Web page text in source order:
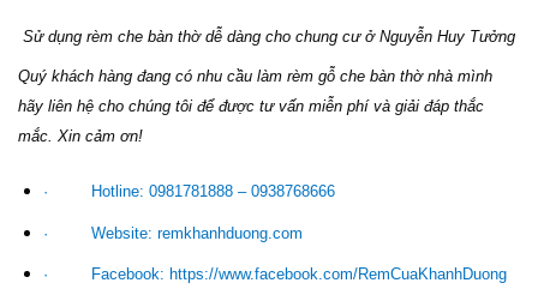
Sử dụng rèm che bàn thờ dễ dàng cho chung cư ở Nguyễn Huy Tưởng
Quý khách hàng đang có nhu cầu làm rèm gỗ che bàn thờ nhà mình
hãy liên hệ cho chúng tôi để được tư vấn miễn phí và giải đáp thắc
mắc. Xin cảm ơn!
· Hotline: 0981781888 – 0938768666
· Website: remkhanhduong.com
· Facebook: https://www.facebook.com/RemCuaKhanhDuong